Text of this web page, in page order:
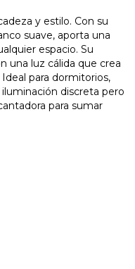
y estilo. Con su
suave, aporta una
espacio. Su
una luz cálida que crea
para dormitorios,
discreta pero
para sumar